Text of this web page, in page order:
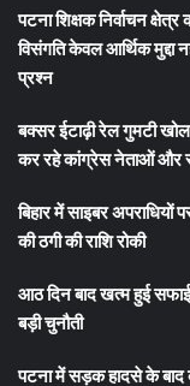
पटना शिक्षक निर्वाचन
विसंगति केवल आर्थिक मुद्दा
प्रश्न
बक्सर ईटाढ़ी रेल गुमटी
कर रहे कांग्रेस नेताओं और
बिहार में साइबर
की ठगी की राशि रोकी
आठ दिन बाद खत्म हुई
बड़ी चुनौती
पटना में सड़क हादसे के बाद